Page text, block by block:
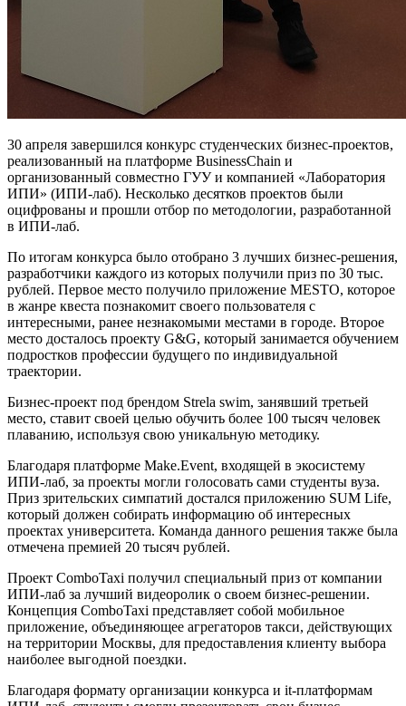
30 апреля завершился конкурс студенческих бизнес-проектов,
реализованный на платформе BusinessChain и
организованный совместно ГУУ и компанией «Лаборатория
ИПИ» (ИПИ-лаб). Несколько десятков проектов были
оцифрованы и прошли отбор по методологии, разработанной
в ИПИ-лаб.
По итогам конкурса было отобрано 3 лучших бизнес-решения,
разработчики каждого из которых получили приз по 30 тыс.
рублей. Первое место получило приложение MESTO, которое
в жанре квеста познакомит своего пользователя с
интересными, ранее незнакомыми местами в городе. Второе
место досталось проекту G&G, который занимается обучением
подростков профессии будущего по индивидуальной
траектории.
Бизнес-проект под брендом Strela swim, занявший третьей
место, ставит своей целью обучить более 100 тысяч человек
плаванию, используя свою уникальную методику.
Благодаря платформе Make.Event, входящей в экосистему
ИПИ-лаб, за проекты могли голосовать сами студенты вуза.
Приз зрительских симпатий достался приложению SUM Life,
который должен собирать информацию об интересных
проектах университета. Команда данного решения также была
отмечена премией 20 тысяч рублей.
Проект ComboTaxi получил специальный приз от компании
ИПИ-лаб за лучший видеоролик о своем бизнес-решении.
Концепция ComboTaxi представляет собой мобильное
приложение, объединяющее агрегаторов такси, действующих
на территории Москвы, для предоставления клиенту выбора
наиболее выгодной поездки.
Благодаря формату организации конкурса и it-платформам